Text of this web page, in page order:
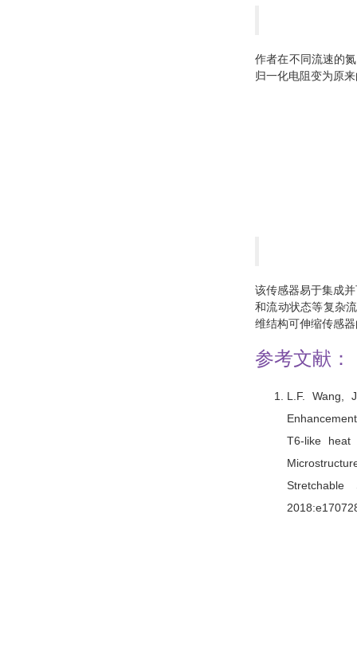
作者在不同流速的
归一化电阻变为原
该传感器易于集成
和流动状态等复杂
维结构可伸缩传感
参考文献：
L.F. Wang,
T6-like heat
Stretchable